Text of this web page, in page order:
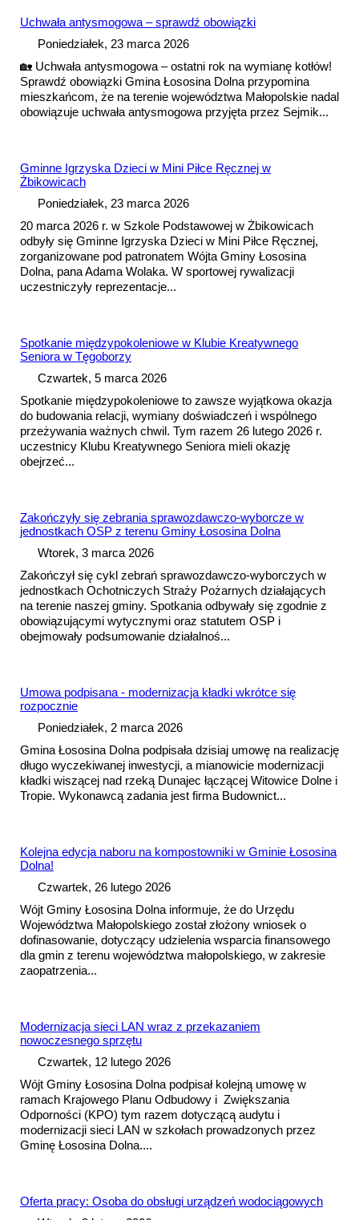
Uchwała antysmogowa – sprawdź obowiązki
Poniedziałek, 23 marca 2026
🏡 Uchwała antysmogowa – ostatni rok na wymianę kotłów!
Sprawdź obowiązki Gmina Łososina Dolna przypomina
mieszkańcom, że na terenie województwa Małopolskie nadal
obowiązuje uchwała antysmogowa przyjęta przez Sejmik...
Gminne Igrzyska Dzieci w Mini Piłce Ręcznej w
Żbikowicach
Poniedziałek, 23 marca 2026
20 marca 2026 r. w Szkole Podstawowej w Żbikowicach
odbyły się Gminne Igrzyska Dzieci w Mini Piłce Ręcznej,
zorganizowane pod patronatem Wójta Gminy Łososina
Dolna, pana Adama Wolaka. W sportowej rywalizacji
uczestniczyły reprezentacje...
Spotkanie międzypokoleniowe w Klubie Kreatywnego
Seniora w Tęgoborzy
Czwartek, 5 marca 2026
Spotkanie międzypokoleniowe to zawsze wyjątkowa okazja
do budowania relacji, wymiany doświadczeń i wspólnego
przeżywania ważnych chwil. Tym razem 26 lutego 2026 r.
uczestnicy Klubu Kreatywnego Seniora mieli okazję
obejrzeć...
Zakończyły się zebrania sprawozdawczo-wyborcze w
jednostkach OSP z terenu Gminy Łososina Dolna
Wtorek, 3 marca 2026
Zakończył się cykl zebrań sprawozdawczo‑wyborczych w
jednostkach Ochotniczych Straży Pożarnych działających
na terenie naszej gminy. Spotkania odbywały się zgodnie z
obowiązującymi wytycznymi oraz statutem OSP i
obejmowały podsumowanie działalnoś...
Umowa podpisana - modernizacja kładki wkrótce się
rozpocznie
Poniedziałek, 2 marca 2026
Gmina Łososina Dolna podpisała dzisiaj umowę na realizację
długo wyczekiwanej inwestycji, a mianowicie modernizacji
kładki wiszącej nad rzeką Dunajec łączącej Witowice Dolne i
Tropie. Wykonawcą zadania jest firma Budownict...
Kolejna edycja naboru na kompostowniki w Gminie Łososina
Dolna!
Czwartek, 26 lutego 2026
Wójt Gminy Łososina Dolna informuje, że do Urzędu
Województwa Małopolskiego został złożony wniosek o
dofinasowanie, dotyczący udzielenia wsparcia finansowego
dla gmin z terenu województwa małopolskiego, w zakresie
zaopatrzenia...
Modernizacja sieci LAN wraz z przekazaniem
nowoczesnego sprzętu
Czwartek, 12 lutego 2026
Wójt Gminy Łososina Dolna podpisał kolejną umowę w
ramach Krajowego Planu Odbudowy i Zwiększania
Odporności (KPO) tym razem dotyczącą audytu i
modernizacji sieci LAN w szkołach prowadzonych przez
Gminę Łososina Dolna....
Oferta pracy: Osoba do obsługi urządzeń wodociągowych